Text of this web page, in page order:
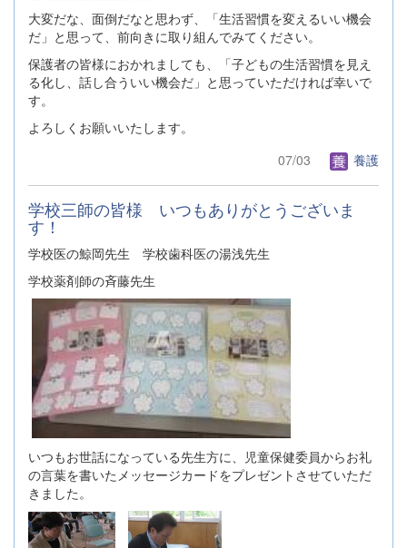
大変だな、面倒だなと思わず、「生活習慣を変えるいい機会
だ」と思って、前向きに取り組んでみてください。
保護者の皆様におかれましても、「子どもの生活習慣を見え
る化し、話し合ういい機会だ」と思っていただければ幸いで
す。
よろしくお願いいたします。
07/03
養護
学校三師の皆様 いつもありがとうございま
す！
学校医の鯨岡先生 学校歯科医の湯浅先生
学校薬剤師の斉藤先生
いつもお世話になっている先生方に、児童保健委員からお礼
の言葉を書いたメッセージカードをプレゼントさせていただ
きました。